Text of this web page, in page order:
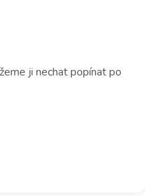
ji nechat popínat po